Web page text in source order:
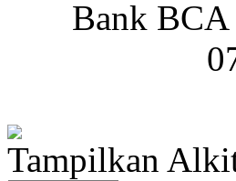
Bank BCA
Tampilkan